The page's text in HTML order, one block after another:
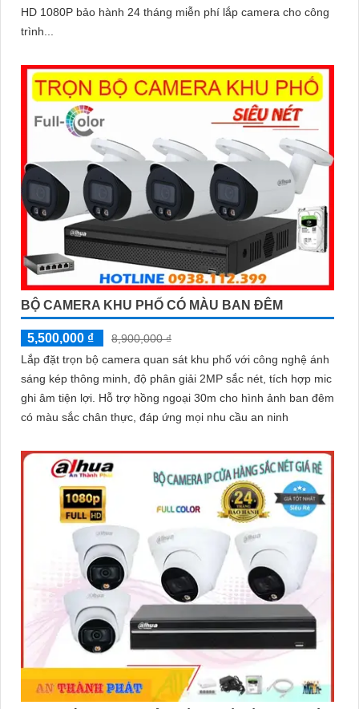
HD 1080P bảo hành 24 tháng miễn phí lắp camera cho công
trình...
BỘ CAMERA KHU PHỐ CÓ MÀU BAN ĐÊM
5,500,000 ₫
8,900,000 ₫
Lắp đặt trọn bộ camera quan sát khu phố với công nghệ ánh
sáng kép thông minh, độ phân giải 2MP sắc nét, tích hợp mic
ghi âm tiện lợi. Hỗ trợ hồng ngoại 30m cho hình ảnh ban đêm
có màu sắc chân thực, đáp ứng mọi nhu cầu an ninh